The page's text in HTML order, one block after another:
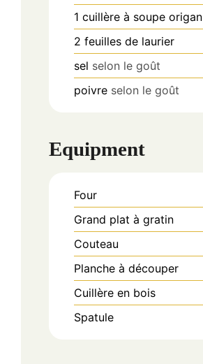
1 cuillère à soupe
2 feuilles de laurier
sel selon le goût
poivre selon le goût
Equipment
Four
Grand plat à gratin
Couteau
Planche à découper
Cuillère en bois
Spatule